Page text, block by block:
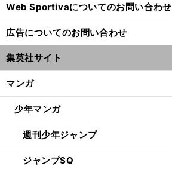
Web Sportivaについてのお問い合わせ
広告についてのお問い合わせ
集英社サイト
マンガ
少年マンガ
週刊少年ジャンプ
ジャンプSQ